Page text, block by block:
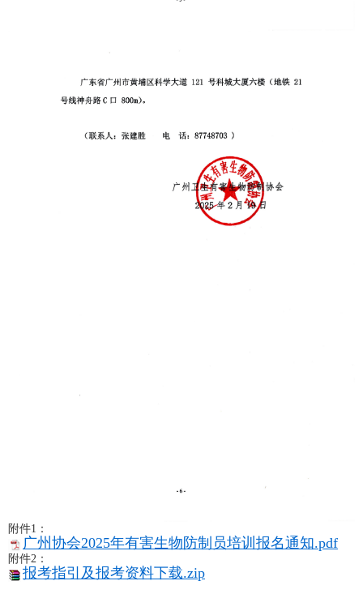
附件1：
广州协会2025年有害生物防制员培训报名通知.pdf
附件2：
报考指引及报考资料下载.zip